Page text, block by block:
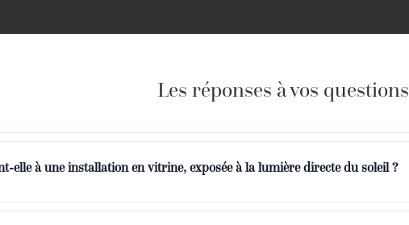
Les réponses à vos questions
elle à une installation en vitrine, exposée à la lumière directe du soleil ?